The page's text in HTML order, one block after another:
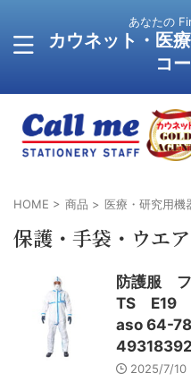
あなたの
カウネット・医
コ
HOME > 商品 > 医療・研究用機
保護・手袋・ウエ
防護服
TS E19
aso 64-
2025/7/10